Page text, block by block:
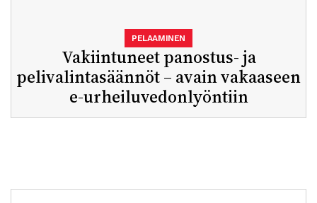
Vakiintuneet panostus- ja
pelivalintasäännöt – avain vakaaseen
e-urheiluvedonlyöntiin
PELAAMINEN